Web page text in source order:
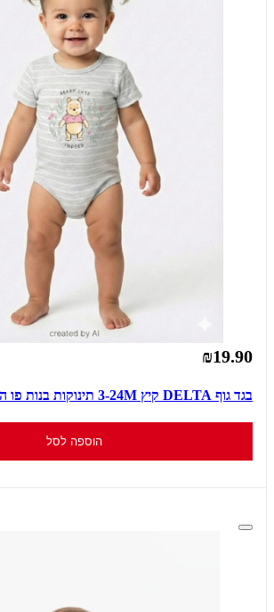
₪19.90
בגד גוף DELTA קיץ 3-24M תינוקות בנות פו הדב אפור
הוספה לסל